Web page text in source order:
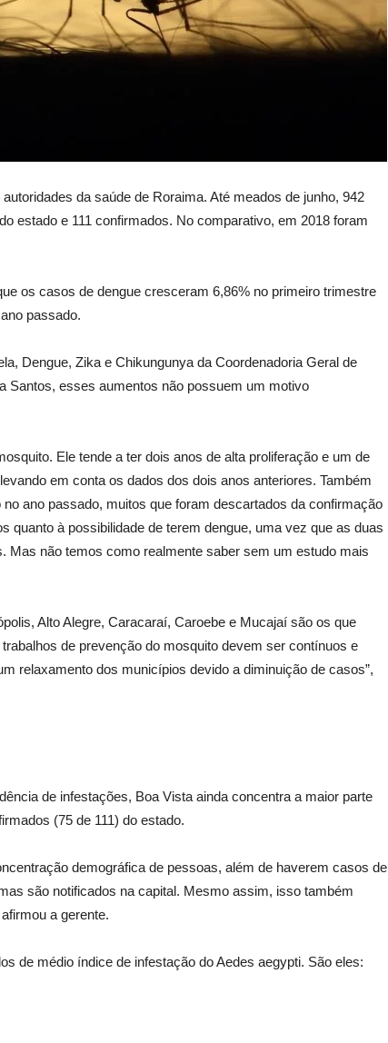
da saúde de Roraima. Até meados de junho, 942
estado e 111 confirmados. No comparativo, em 2018 foram
os casos de dengue cresceram 6,86% no primeiro trimestre
passado.
Dengue, Zika e Chikungunya da Coordenadoria Geral de
Santos, esses aumentos não possuem um motivo
Ele tende a ter dois anos de alta proliferação e um de
em conta os dados dos dois anos anteriores. Também
ano passado, muitos que foram descartados da confirmação
quanto à possibilidade de terem dengue, uma vez que as duas
Mas não temos como realmente saber sem um estudo mais
Alto Alegre, Caracaraí, Caroebe e Mucajaí são os que
de prevenção do mosquito devem ser contínuos e
relaxamento dos municípios devido a diminuição de casos”,
de infestações, Boa Vista ainda concentra a maior parte
(75 de 111) do estado.
demográfica de pessoas, além de haverem casos de
são notificados na capital. Mesmo assim, isso também
a gerente.
de médio índice de infestação do Aedes aegypti. São eles: